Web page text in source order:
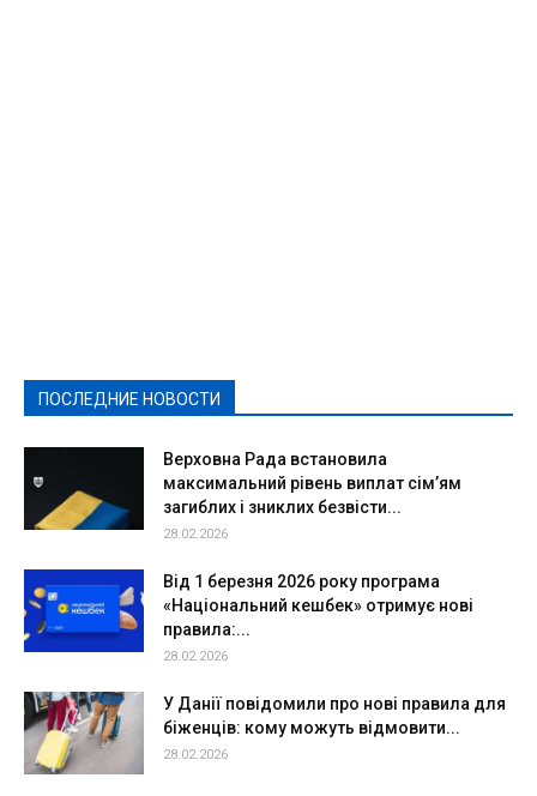
ПОСЛЕДНИЕ НОВОСТИ
Верховна Рада встановила
максимальний рівень виплат сім’ям
загиблих і зниклих безвісти...
28.02.2026
Від 1 березня 2026 року програма
«Національний кешбек» отримує нові
правила:...
28.02.2026
У Данії повідомили про нові правила для
біженців: кому можуть відмовити...
28.02.2026